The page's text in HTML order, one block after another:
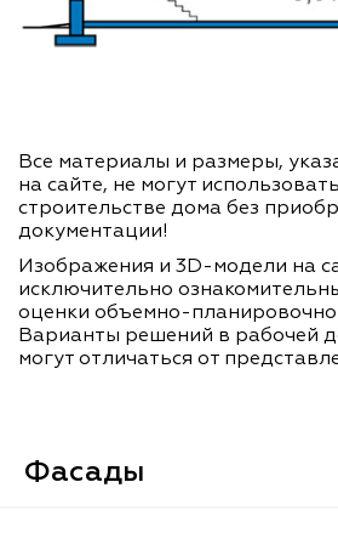
Все материалы и размеры,
на сайте, не могут
строительстве дома без
документации!
Изображения и 3D-модели на
исключительно
оценки объемно-
Варианты решений в рабочей
могут отличаться от
Фасады